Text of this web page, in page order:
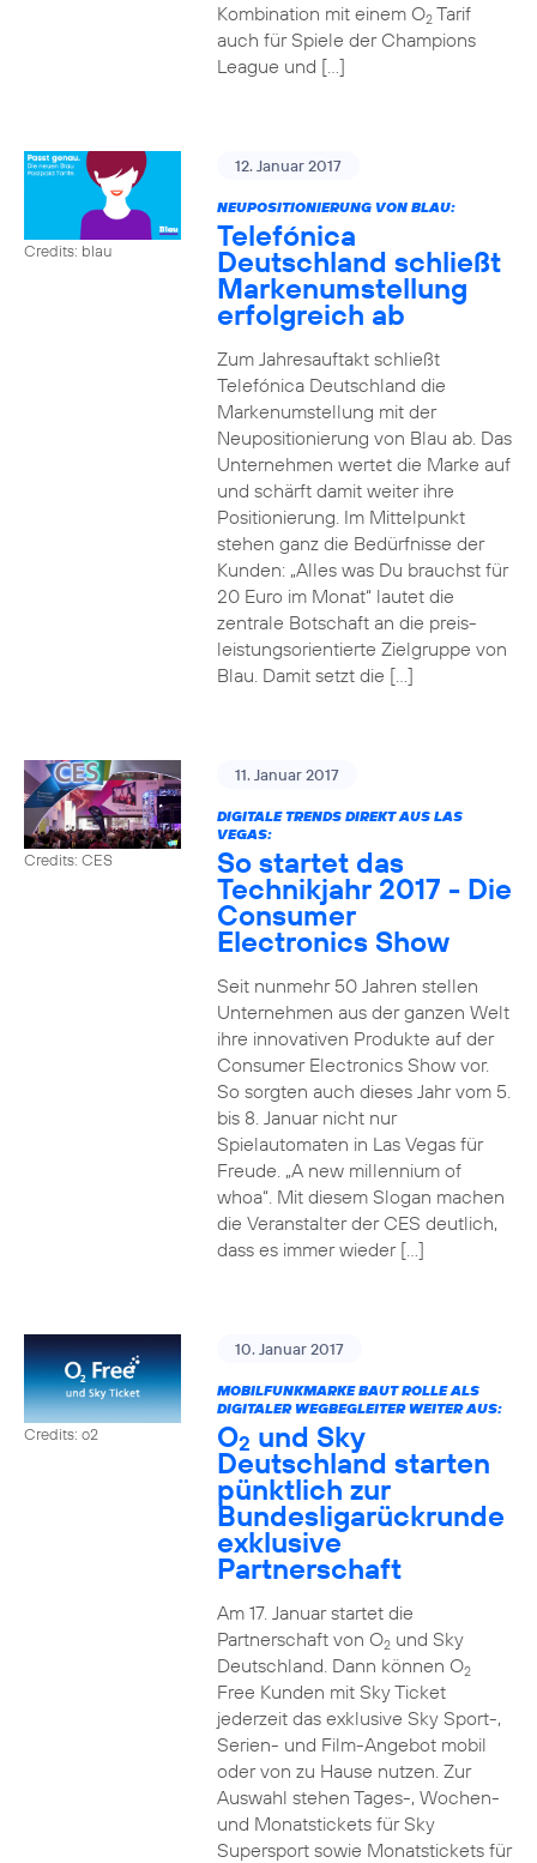
Kombination mit einem O2Tarif
auch für Spiele der Champions
League und […]
Credits: blau
12. Januar 2017
NEUPOSITIONIERUNG VON BLAU:
Telefónica
Deutschland schließt
Markenumstellung
erfolgreich ab
Zum Jahresauftakt schließt
Telefónica Deutschland die
Markenumstellung mit der
Neupositionierung von Blau ab. Das
Unternehmen wertet die Marke auf
und schärft damit weiter ihre
Positionierung. Im Mittelpunkt
stehen ganz die Bedürfnisse der
Kunden: „Alles was Du brauchst für
20 Euro im Monat“ lautet die
zentrale Botschaft an die preis-
leistungsorientierte Zielgruppe von
Blau. Damit setzt die […]
Credits: CES
11. Januar 2017
DIGITALE TRENDS DIREKT AUS LAS
VEGAS:
So startet das
Technikjahr 2017 - Die
Consumer
Electronics Show
Seit nunmehr 50 Jahren stellen
Unternehmen aus der ganzen Welt
ihre innovativen Produkte auf der
Consumer Electronics Show vor.
So sorgten auch dieses Jahr vom 5.
bis 8. Januar nicht nur
Spielautomaten in Las Vegas für
Freude. „A new millennium of
whoa“. Mit diesem Slogan machen
die Veranstalter der CES deutlich,
dass es immer wieder […]
Credits: o2
10. Januar 2017
MOBILFUNKMARKE BAUT ROLLE ALS
DIGITALER WEGBEGLEITER WEITER AUS:
O2 und Sky
Deutschland starten
pünktlich zur
Bundesligarückrunde
exklusive
Partnerschaft
Am 17. Januar startet die
Partnerschaft von O2und Sky
Deutschland. Dann können O2
Free Kunden mit Sky Ticket
jederzeit das exklusive Sky Sport-,
Serien- und Film-Angebot mobil
oder von zu Hause nutzen. Zur
Auswahl stehen Tages-, Wochen-
und Monatstickets für Sky
Supersport sowie Monatstickets für